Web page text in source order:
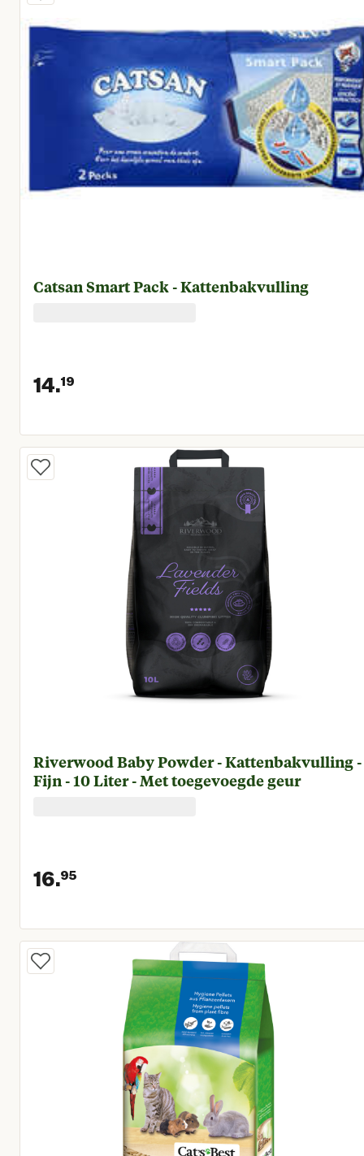
Catsan Smart Pack - Kattenbakvulling
14.19
Huidige prijs € 14,19
Riverwood Baby Powder - Kattenbakvulling -
Fijn - 10 Liter - Met toegevoegde geur
16.95
Huidige prijs € 16,95